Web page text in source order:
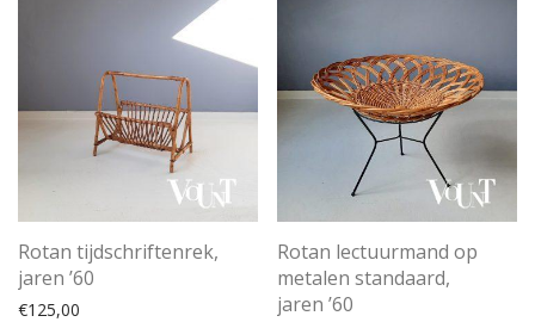
Rotan tijdschriftenrek,
jaren ’60
€125,00
Rotan lectuurmand op
metalen standaard,
jaren ’60